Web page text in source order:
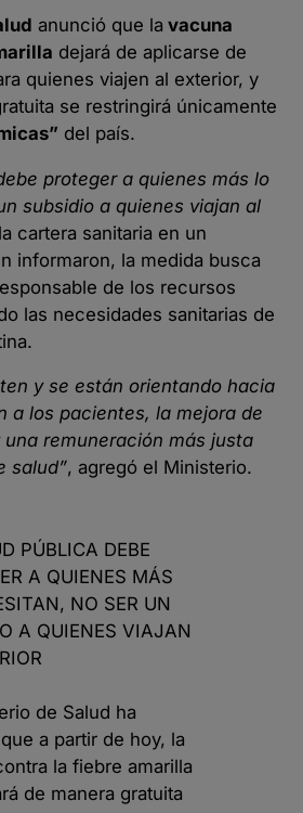
anunció que la vacuna
dejará de aplicarse de
quienes viajen al exterior, y
se restringirá únicamente
del país.
proteger a quienes más lo
subsidio a quienes viajan al
cartera sanitaria en un
informaron, la medida busca
de los recursos
las necesidades sanitarias de
y se están orientando hacia
a los pacientes, la mejora de
remuneración más justa
salud”, agregó el Ministerio.
PÚBLICA DEBE
A QUIENES MÁS
NO SER UN
A QUIENES VIAJAN
de Salud ha
a partir de hoy, la
la fiebre amarilla
de manera gratuita